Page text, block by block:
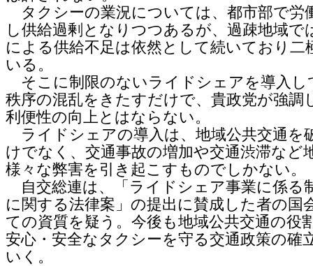
タクシーの業況については、都市部で労
し供給過剰となりつつあるが、過疎地域で
による供給不足は依然として続いており二
いる。
そこに制限のないライドシェアを導入し
秩序の混乱をきたすだけで、貴政党が強調
利便性の向上とはならない。
ライドシェアの導入は、地域公共交通を
けでなく、交通事故の増加や交通渋滞など
様々な弊害を引き起こすものでしかない。
自交総連は、「ライドシェア事業に係る
に関する法律案」の提出に賛成した者の国
ての資質を疑う。今後も地域公共交通の役
安心・安全なタクシーを守る交通政策の確
いく。